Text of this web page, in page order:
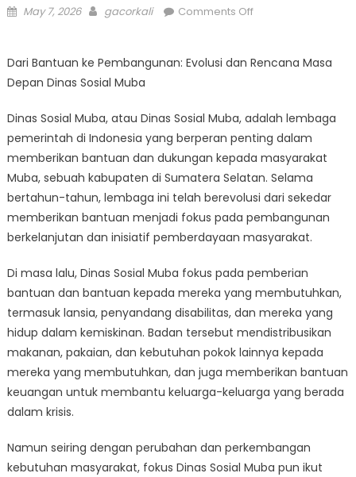
Posted
May 7, 2026 Author
gacorkali Comments Offon
ke
dan
Rencana
Masa
Depan
Dinas
Sosial
Dari Bantuan ke Pembangunan: Evolusi dan Rencana Masa
Depan Dinas Sosial Muba
Dinas Sosial Muba, atau Dinas Sosial Muba, adalah lembaga
pemerintah di Indonesia yang berperan penting dalam
memberikan bantuan dan dukungan kepada masyarakat
Muba, sebuah kabupaten di Sumatera Selatan. Selama
bertahun-tahun, lembaga ini telah berevolusi dari sekedar
memberikan bantuan menjadi fokus pada pembangunan
berkelanjutan dan inisiatif pemberdayaan masyarakat.
Di masa lalu, Dinas Sosial Muba fokus pada pemberian
bantuan dan bantuan kepada mereka yang membutuhkan,
termasuk lansia, penyandang disabilitas, dan mereka yang
hidup dalam kemiskinan. Badan tersebut mendistribusikan
makanan, pakaian, dan kebutuhan pokok lainnya kepada
mereka yang membutuhkan, dan juga memberikan bantuan
keuangan untuk membantu keluarga-keluarga yang berada
dalam krisis.
Namun seiring dengan perubahan dan perkembangan
kebutuhan masyarakat, fokus Dinas Sosial Muba pun ikut